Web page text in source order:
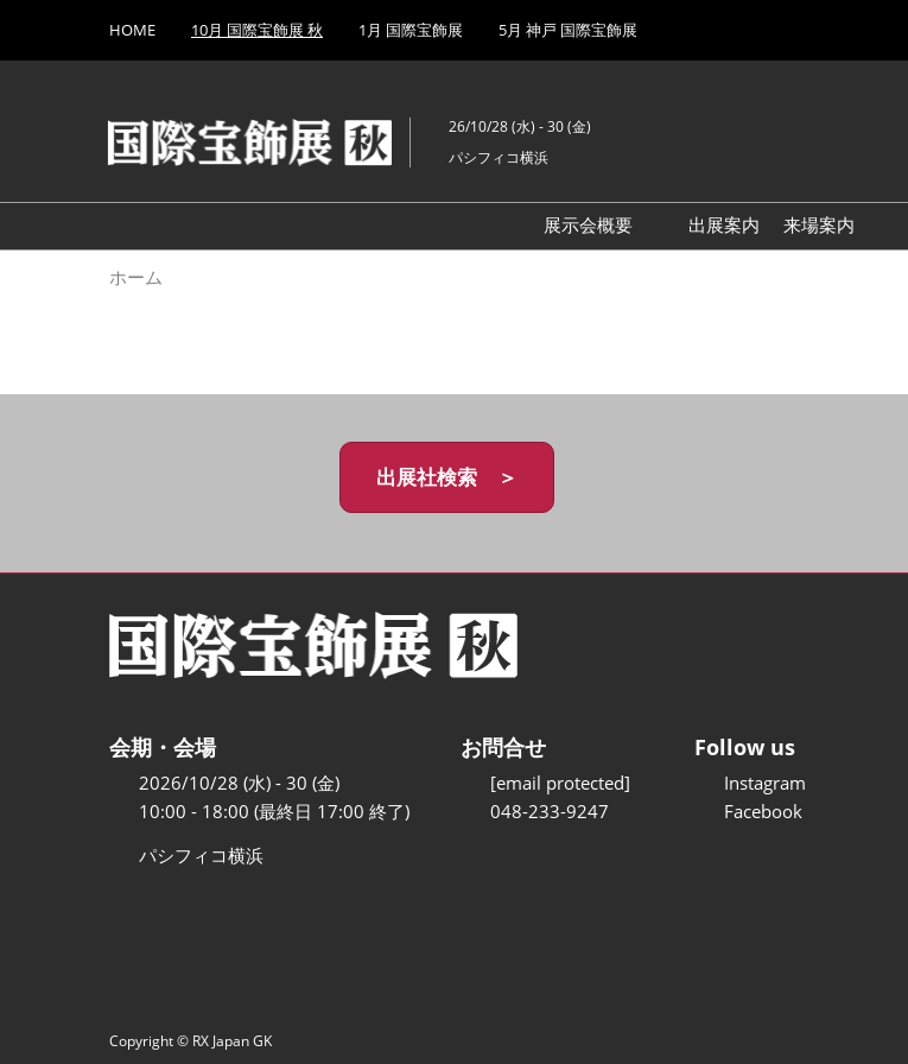
キ
し
て
to
HOME 10月 国際宝飾展 秋 1月 国際宝飾展 5月 神戸 国際宝飾展
26/10/28 (水) - 30 (金)
パシフィコ横浜
展示会概要
出展案内
来場案内
ホーム
出展社検索 ＞
会期・会場
2026/10/28 (水) - 30 (金)
10:00 - 18:00 (最終日 17:00 終了)
パシフィコ横浜
お問合せ
[email protected]
048-233-9247
Follow us
Instagram
Facebook
Copyright © RX Japan GK